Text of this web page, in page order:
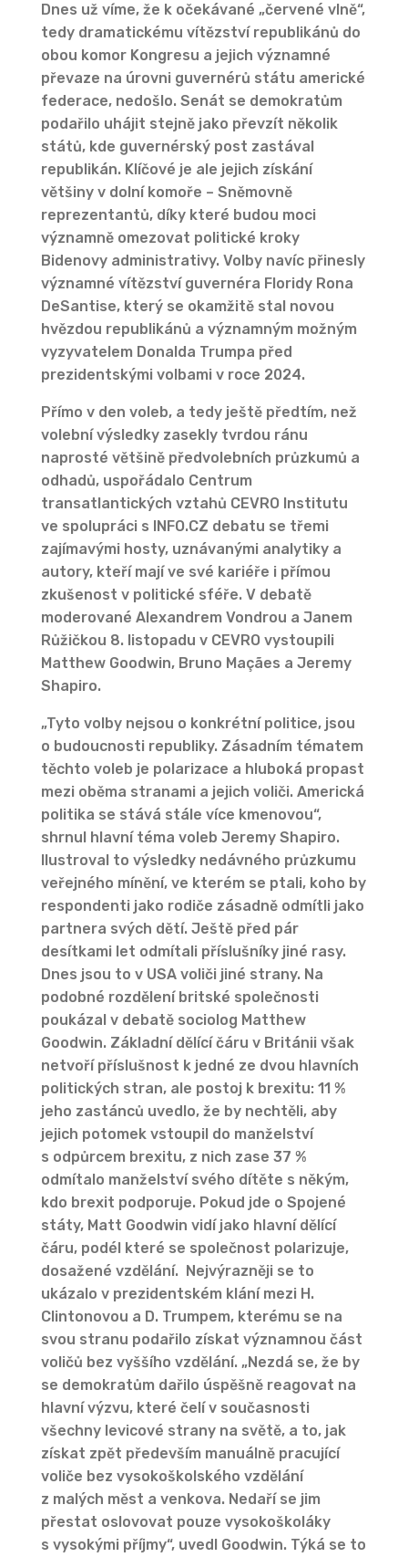
Dnes už víme, že k očekávané „červené vlně“,
tedy dramatickému vítězství republikánů do
obou komor Kongresu a jejich významné
převaze na úrovni guvernérů státu americké
federace, nedošlo. Senát se demokratům
podařilo uhájit stejně jako převzít několik
států, kde guvernérský post zastával
republikán. Klíčové je ale jejich získání
většiny v dolní komoře – Sněmovně
reprezentantů, díky které budou moci
významně omezovat politické kroky
Bidenovy administrativy. Volby navíc přinesly
významné vítězství guvernéra Floridy Rona
DeSantise, který se okamžitě stal novou
hvězdou republikánů a významným možným
vyzyvatelem Donalda Trumpa před
prezidentskými volbami v roce 2024.
Přímo v den voleb, a tedy ještě předtím, než
volební výsledky zasekly tvrdou ránu
naprosté většině předvolebních průzkumů a
odhadů, uspořádalo Centrum
transatlantických vztahů CEVRO Institutu
ve spolupráci s INFO.CZ debatu se třemi
zajímavými hosty, uznávanými analytiky a
autory, kteří mají ve své kariéře i přímou
zkušenost v politické sféře. V debatě
moderované Alexandrem Vondrou a Janem
Růžičkou 8. listopadu v CEVRO vystoupili
Matthew Goodwin, Bruno Maçães a Jeremy
Shapiro.
„Tyto volby nejsou o konkrétní politice, jsou
o budoucnosti republiky. Zásadním tématem
těchto voleb je polarizace a hluboká propast
mezi oběma stranami a jejich voliči. Americká
politika se stává stále více kmenovou“,
shrnul hlavní téma voleb Jeremy Shapiro.
Ilustroval to výsledky nedávného průzkumu
veřejného mínění, ve kterém se ptali, koho by
respondenti jako rodiče zásadně odmítli jako
partnera svých dětí. Ještě před pár
desítkami let odmítali příslušníky jiné rasy.
Dnes jsou to v USA voliči jiné strany. Na
podobné rozdělení britské společnosti
poukázal v debatě sociolog Matthew
Goodwin. Základní dělící čáru v Británii však
netvoří příslušnost k jedné ze dvou hlavních
politických stran, ale postoj k brexitu: 11 %
jeho zastánců uvedlo, že by nechtěli, aby
jejich potomek vstoupil do manželství
s odpůrcem brexitu, z nich zase 37 %
odmítalo manželství svého dítěte s někým,
kdo brexit podporuje. Pokud jde o Spojené
státy, Matt Goodwin vidí jako hlavní dělící
čáru, podél které se společnost polarizuje,
dosažené vzdělání. Nejvýrazněji se to
ukázalo v prezidentském klání mezi H.
Clintonovou a D. Trumpem, kterému se na
svou stranu podařilo získat významnou část
voličů bez vyššího vzdělání. „Nezdá se, že by
se demokratům dařilo úspěšně reagovat na
hlavní výzvu, které čelí v současnosti
všechny levicové strany na světě, a to, jak
získat zpět především manuálně pracující
voliče bez vysokoškolského vzdělání
z malých měst a venkova. Nedaří se jim
přestat oslovovat pouze vysokoškoláky
s vysokými příjmy“, uvedl Goodwin. Týká se to